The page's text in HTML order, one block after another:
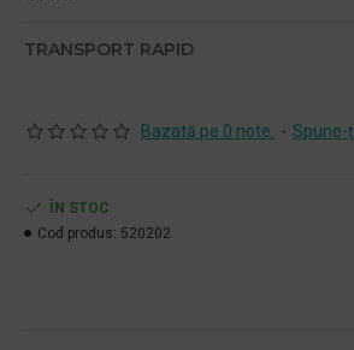
TRANSPORT RAPID
Bazată pe 0 note. - Spune-
ÎN STOC
Cod produs: 520202